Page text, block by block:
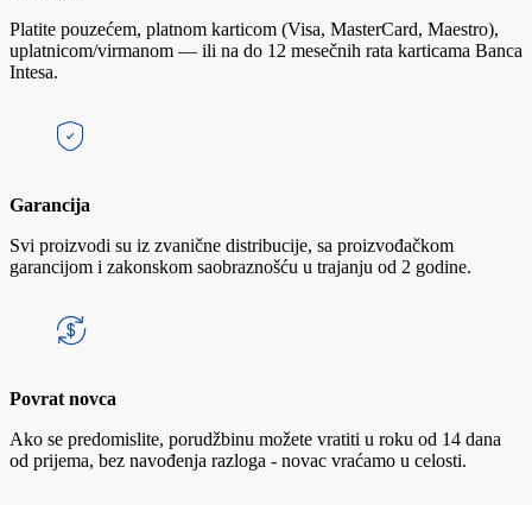
Platite pouzećem, platnom karticom (Visa, MasterCard, Maestro),
uplatnicom/virmanom — ili na do 12 mesečnih rata karticama Banca
Intesa.
Garancija
Svi proizvodi su iz zvanične distribucije, sa proizvođačkom
garancijom i zakonskom saobraznošću u trajanju od 2 godine.
Povrat novca
Ako se predomislite, porudžbinu možete vratiti u roku od 14 dana
od prijema, bez navođenja razloga - novac vraćamo u celosti.